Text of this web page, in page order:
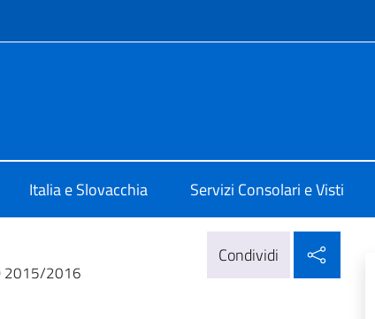
Italia e Slovacchia Servizi Consolari e Visti
2015/2016
Condividi